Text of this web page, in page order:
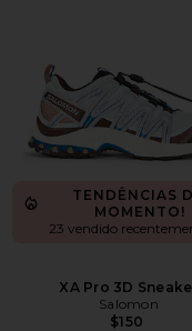
TENDÊNCIAS
MOMENTO!
23 vendido
XA Pro 3D
Salomon
$150